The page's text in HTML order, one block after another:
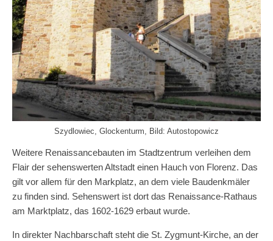
Szydlowiec, Glockenturm, Bild: Autostopowicz
Weitere Renaissancebauten im Stadtzentrum verleihen dem
Flair der sehenswerten Altstadt einen Hauch von Florenz. Das
gilt vor allem für den Markplatz, an dem viele Baudenkmäler
zu finden sind. Sehenswert ist dort das Renaissance-Rathaus
am Marktplatz, das 1602-1629 erbaut wurde.
In direkter Nachbarschaft steht die St. Zygmunt-Kirche, an der